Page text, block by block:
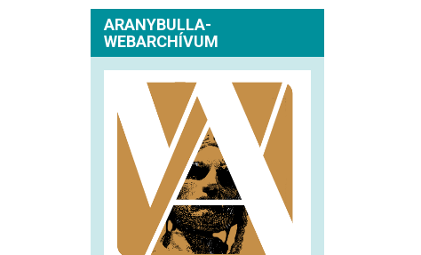
ARANYBULLA-
WEBARCHÍVUM